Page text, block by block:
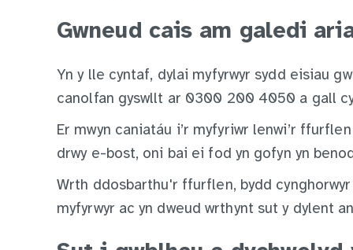
Gwneud cais am galedi
Yn y lle cyntaf, dylai myfyrwyr sydd eisiau
canolfan gyswllt ar 0300 200 4050 a gall
Er mwyn caniatáu i’r myfyriwr lenwi’r
drwy e-bost, oni bai ei fod yn gofyn yn
Wrth ddosbarthu'r ffurflen, bydd
myfyrwyr ac yn dweud wrthynt sut y dylent